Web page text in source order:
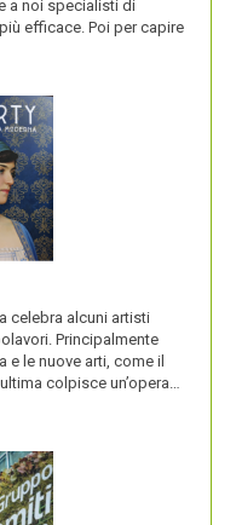
a noi specialisti di
efficace. Poi per capire
celebra alcuni artisti
Principalmente
e le nuove arti, come il
colpisce un’opera…